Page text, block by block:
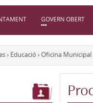
GOVERN OBERT
› Educació ›Oficina